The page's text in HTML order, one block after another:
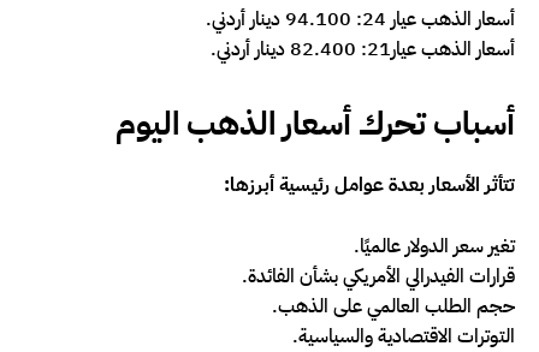
أسعار الذهب عيار 24: 94.100 دينار أردني.
أسعار الذهب عيار21: 82.400 دينار أردني.
أسباب تحرك أسعار الذهب اليوم
تتأثر الأسعار بعدة عوامل رئيسية أبرزها:
تغير سعر الدولار عالميًا.
قرارات الفيدرالي الأمريكي بشأن الفائدة.
حجم الطلب العالمي على الذهب.
التوترات الاقتصادية والسياسية.